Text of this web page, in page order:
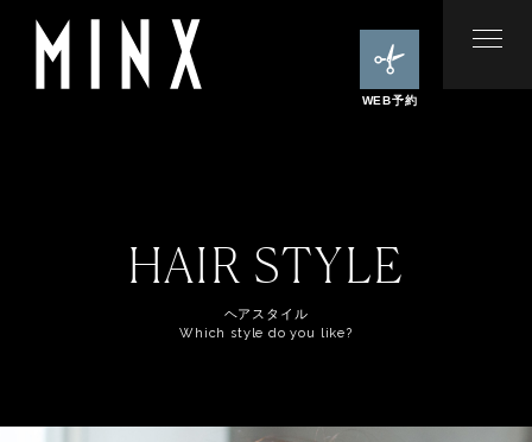
WEB予約
HAIR STYLE
ヘアスタイル
Which style do you like?